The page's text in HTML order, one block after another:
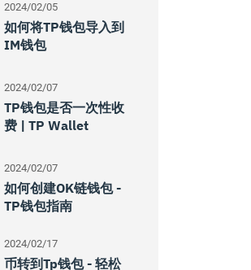
2024/02/05
如何将TP钱包导入到
IM钱包
2024/02/07
TP钱包是否一次性收
费 | TP Wallet
2024/02/07
如何创建OK链钱包 -
TP钱包指南
2024/02/17
币转到tp钱包 - 轻松